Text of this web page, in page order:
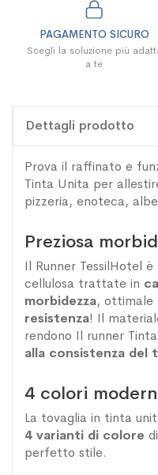
PAGAMENTO SICURO
Scegli la soluzione più
a te
Dettagli prodotto
Prova il raffinato e
Tinta Unita per
pizzeria, enoteca,
Preziosa
Il Runner TessilHotel
cellulosa trattate in
morbidezza, ottimale
resistenza! Il
rendono Il runner
alla consistenza del
4 colori
La tovaglia in tinta
4 varianti di colore
perfetto stile.